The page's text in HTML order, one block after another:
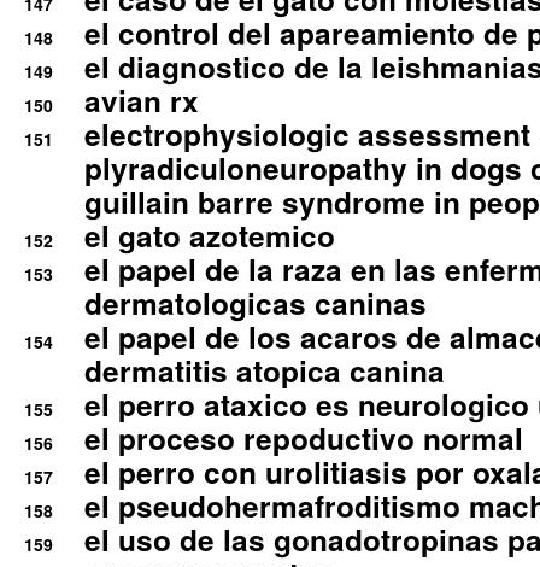
148 el control del apareamiento de
149 el diagnostico de la
150 avian rx
151
electrophysiologic assessment
plyradiculoneuropathy in dogs
guillain barre syndrome in
152 el gato azotemico
153
el papel de la raza en las
dermatologicas caninas
154
el papel de los acaros de
dermatitis atopica canina
155 el perro ataxico es
156 el proceso repoductivo normal
157 el perro con urolitiasis por
158 el pseudohermafroditismo
159
el uso de las gonadotropinas